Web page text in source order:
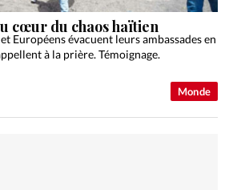
Monde
cœur du chaos haïtien
Européens évacuent leurs ambassades en
à la prière. Témoignage.